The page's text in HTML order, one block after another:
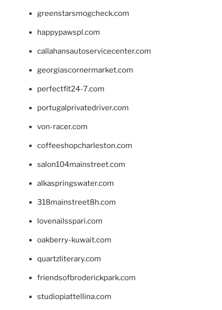
greenstarsmogcheck.com
happypawspl.com
callahansautoservicecenter.com
georgiascornermarket.com
perfectfit24-7.com
portugalprivatedriver.com
von-racer.com
coffeeshopcharleston.com
salon104mainstreet.com
alkaspringswater.com
318mainstreet8h.com
lovenailsspari.com
oakberry-kuwait.com
quartzliterary.com
friendsofbroderickpark.com
studiopiattellina.com